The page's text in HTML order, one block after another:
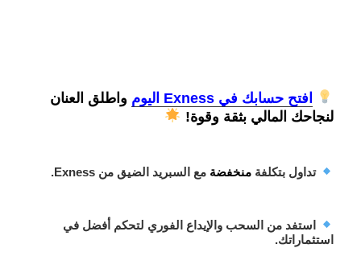
افتح حسابك في Exness اليوم
واطلق العنان
لنجاحك المالي بثقة وقوة!
تداول بتكلفة منخفضة مع السبريد الضيق من Exness.
استفد من السحب والإيداع الفوري لتحكم أفضل في
استثماراتك.